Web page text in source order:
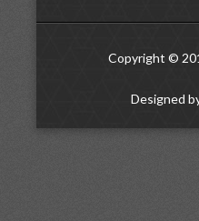
Copyright ©
Designed